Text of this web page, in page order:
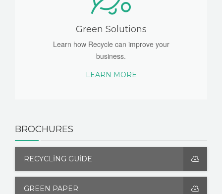
Green Solutions
Learn how Recycle can improve your
business.
LEARN MORE
BROCHURES
RECYCLING GUIDE
GREEN PAPER